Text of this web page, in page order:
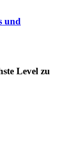
und
Level zu